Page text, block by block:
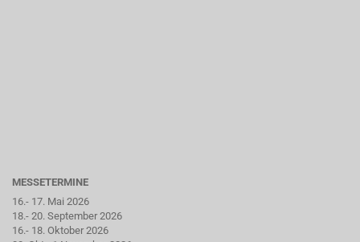
MESSETERMINE
16.- 17. Mai 2026
18.- 20. September 2026
16.- 18. Oktober 2026